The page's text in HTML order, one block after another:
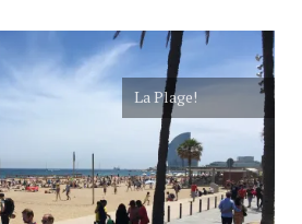
La Plage!